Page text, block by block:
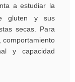
a estudiar la
gluten y sus
secas. Para
comportamiento
y capacidad